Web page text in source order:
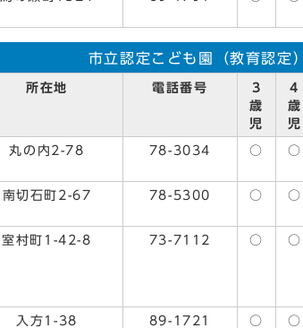
市立認定こども園（教育認定）
所在地 電話番号
3
歳
児
4
歳
児
丸の内2-78 78-3034 ○ ○
南切石町2-67 78-5300 ○ ○
室村町1-42-8 73-7112 ○ ○
入方1-38 89-1721 ○ ○